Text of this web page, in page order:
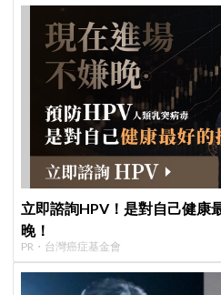
立即諮詢HPV！是對自己健康
晚！
PR・台灣癌症基金會